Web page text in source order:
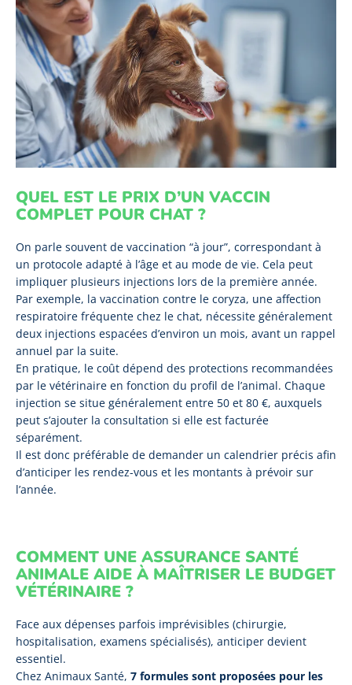
QUEL EST LE PRIX D’UN VACCIN
COMPLET POUR CHAT ?
On parle souvent de vaccination “à jour”, correspondant à
un protocole adapté à l’âge et au mode de vie. Cela peut
impliquer plusieurs injections lors de la première année.
Par exemple, la vaccination contre le coryza, une affection
respiratoire fréquente chez le chat, nécessite généralement
deux injections espacées d’environ un mois, avant un rappel
annuel par la suite.
En pratique, le coût dépend des protections recommandées
par le vétérinaire en fonction du profil de l’animal. Chaque
injection se situe généralement entre 50 et 80 €, auxquels
peut s’ajouter la consultation si elle est facturée
séparément.
Il est donc préférable de demander un calendrier précis afin
d’anticiper les rendez-vous et les montants à prévoir sur
l’année.
COMMENT UNE ASSURANCE SANTÉ
ANIMALE AIDE À MAÎTRISER LE BUDGET
VÉTÉRINAIRE ?
Face aux dépenses parfois imprévisibles (chirurgie,
hospitalisation, examens spécialisés), anticiper devient
essentiel.
Chez Animaux Santé, 7 formules sont proposées pour les